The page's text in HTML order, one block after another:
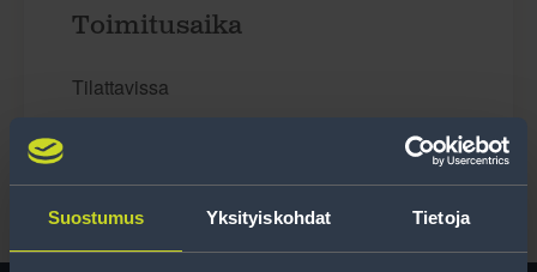
Suostumus Yksityiskohdat Tietoja
Toimitusaika
Tilattavissa